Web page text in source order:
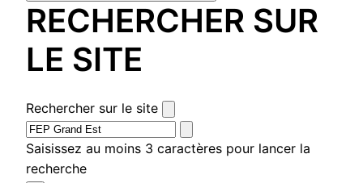
RECHERCHER SUR
LE SITE
Rechercher sur le site
Saisissez au moins 3 caractères pour lancer la
recherche